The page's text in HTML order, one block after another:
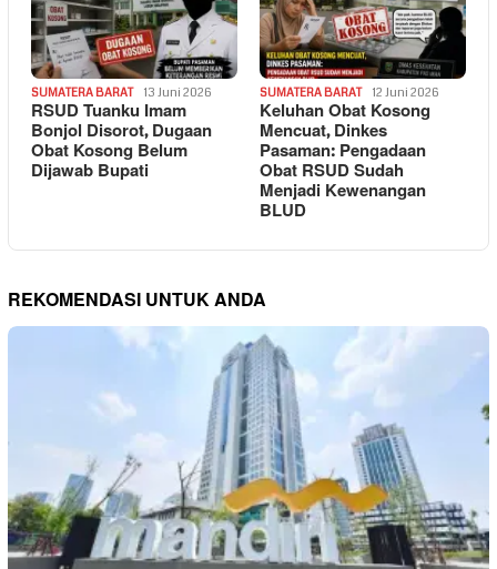
SUMATERA BARAT 13 Juni 2026
RSUD Tuanku Imam
Bonjol Disorot, Dugaan
Obat Kosong Belum
Dijawab Bupati
SUMATERA BARAT 12 Juni 2026
Keluhan Obat Kosong
Mencuat, Dinkes
Pasaman: Pengadaan
Obat RSUD Sudah
Menjadi Kewenangan
BLUD
REKOMENDASI UNTUK ANDA